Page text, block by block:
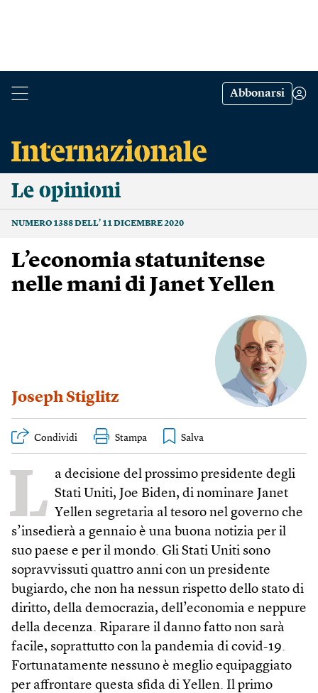
Abbonarsi
Le opinioni
NUMERO 1388 DELL’ 11 DICEMBRE 2020
L’economia statunitense
nelle mani di Janet Yellen
Joseph Stiglitz
Condividi Stampa
L a decisione del prossimo presidente degli
Stati Uniti, Joe Biden, di nominare Janet
Yellen segretaria al tesoro nel governo che
s’insedierà a gennaio è una buona notizia per il
suo paese e per il mondo. Gli Stati Uniti sono
sopravvissuti quattro anni con un presidente
bugiardo, che non ha nessun rispetto dello stato di
diritto, della democrazia, dell’economia e neppure
della decenza. Riparare il danno fatto non sarà
facile, soprattutto con la pandemia di covid-19.
Fortunatamente nessuno è meglio equipaggiato
per affrontare questa sfida di Yellen. Il primo